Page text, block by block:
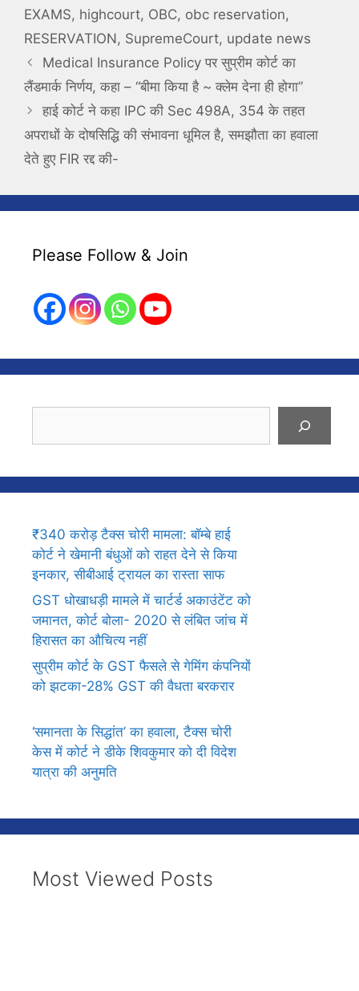
EXAMS, highcourt, OBC, obc reservation,
RESERVATION, SupremeCourt, update news
Medical Insurance Policy पर सुप्रीम कोर्ट का
लैंडमार्क निर्णय, कहा – “बीमा किया है ~ क्लेम देना ही होगा”
हाई कोर्ट ने कहा IPC की Sec 498A, 354 के तहत
अपराधों के दोषसिद्धि की संभावना धूमिल है, समझौता का हवाला
देते हुए FIR रद्द की-
Please Follow & Join
₹340 करोड़ टैक्स चोरी मामला: बॉम्बे हाई
कोर्ट ने खेमानी बंधुओं को राहत देने से किया
इनकार, सीबीआई ट्रायल का रास्ता साफ
GST धोखाधड़ी मामले में चार्टर्ड अकाउंटेंट को
जमानत, कोर्ट बोला- 2020 से लंबित जांच में
हिरासत का औचित्य नहीं
सुप्रीम कोर्ट के GST फैसले से गेमिंग कंपनियों
को झटका-28% GST की वैधता बरकरार
‘समानता के सिद्धांत’ का हवाला, टैक्स चोरी
केस में कोर्ट ने डीके शिवकुमार को दी विदेश
यात्रा की अनुमति
Most Viewed Posts